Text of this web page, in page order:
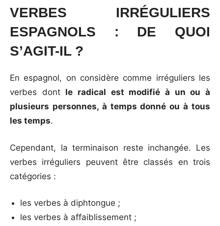
VERBES IRRÉGULIERS
ESPAGNOLS : DE QUOI
S’AGIT-IL ?
En espagnol, on considère comme irréguliers les
verbes dont le radical est modifié à un ou à
plusieurs personnes, à temps donné ou à tous
les temps.
Cependant, la terminaison reste inchangée. Les
verbes irréguliers peuvent être classés en trois
catégories :
les verbes à diphtongue ;
les verbes à affaiblissement ;